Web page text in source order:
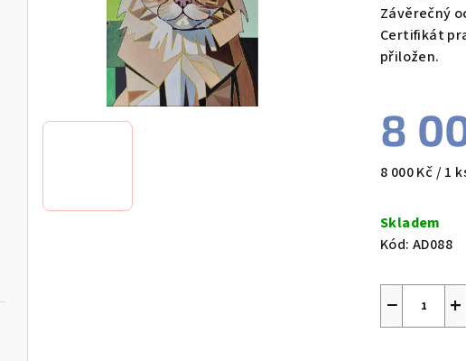
Závěrečný
Certifikát
přiložen.
8
Měrná
8 000 Kč / 1
Skladem
Kód: AD088
+
−